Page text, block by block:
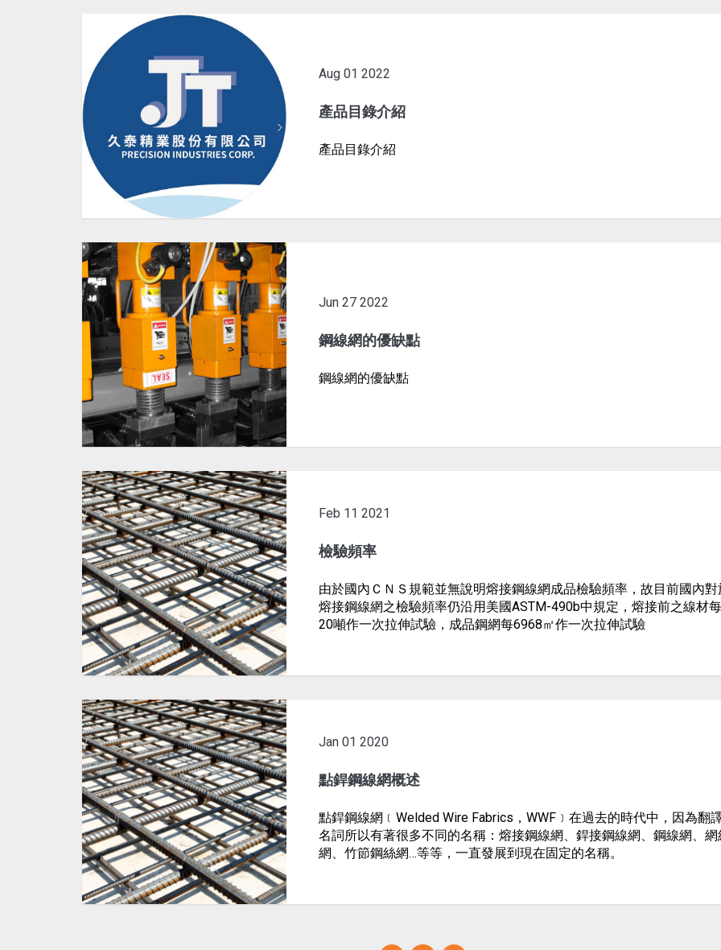
Aug 01 2022
產品目錄介紹
產品目錄介紹
Jun 27 2022
鋼線網的優缺點
鋼線網的優缺點
Feb 11 2021
檢驗頻率
由於國內ＣＮＳ規範並無說明熔接鋼線網成品檢驗頻率，故目前國內對
熔接鋼線網之檢驗頻率仍沿用美國ASTM-490b中規定，熔接前之線材每
20噸作一次拉伸試驗，成品鋼網每6968㎡作一次拉伸試驗
Jan 01 2020
點銲鋼線網概述
點銲鋼線網﹝Welded Wire Fabrics，WWF﹞在過去的時代中，因為翻
名詞所以有著很多不同的名稱：熔接鋼線網、銲接鋼線網、鋼線網、網
網、竹節鋼絲網…等等，一直發展到現在固定的名稱。